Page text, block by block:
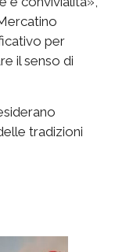
per
il senso di
tradizioni